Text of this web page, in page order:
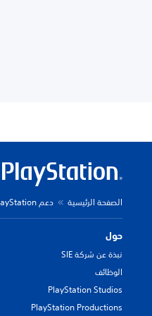
الصفحة الرئيسية دعم PlayStation
حول
نبذة عن شركة SIE
الوظائف
PlayStation Studios
PlayStation Productions